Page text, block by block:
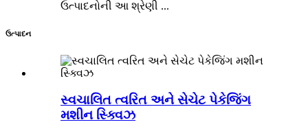
ઉત્પાદનોની આ શ્રેણી ...
ઉત્પાદન
સ્વચાલિત ત્વરિત અને સેચેટ પેકેજિંગ
મશીન સ્ક્વિઝ